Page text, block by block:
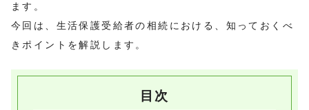
ます。
今回は、生活保護受給者の相続における、知っておくべ
きポイントを解説します。
目次